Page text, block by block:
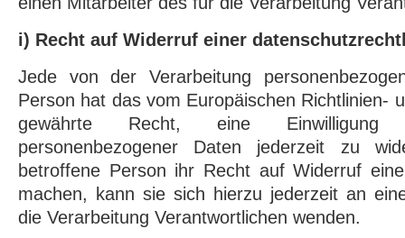
i) Recht auf Widerruf einer
Jede von der Verarbeitung
Person hat das vom Europäischen Richtlinien-
gewährte Recht, eine Einwilligung
personenbezogener Daten jederzeit zu
betroffene Person ihr Recht auf Widerruf
machen, kann sie sich hierzu jederzeit an
die Verarbeitung Verantwortlichen wenden.